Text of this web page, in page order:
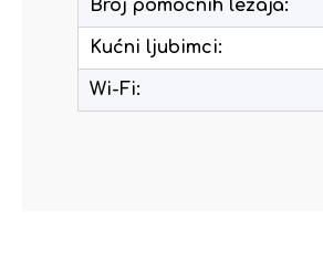
Broj pomoćnih ležaja:
Kućni ljubimci:
Wi-Fi: